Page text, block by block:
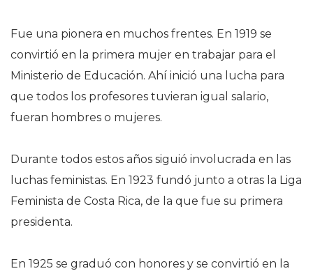
Fue una pionera en muchos frentes. En 1919 se
convirtió en la primera mujer en trabajar para el
Ministerio de Educación. Ahí inició una lucha para
que todos los profesores tuvieran igual salario,
fueran hombres o mujeres.
Durante todos estos años siguió involucrada en las
luchas feministas. En 1923 fundó junto a otras la Liga
Feminista de Costa Rica, de la que fue su primera
presidenta.
En 1925 se graduó con honores y se convirtió en la